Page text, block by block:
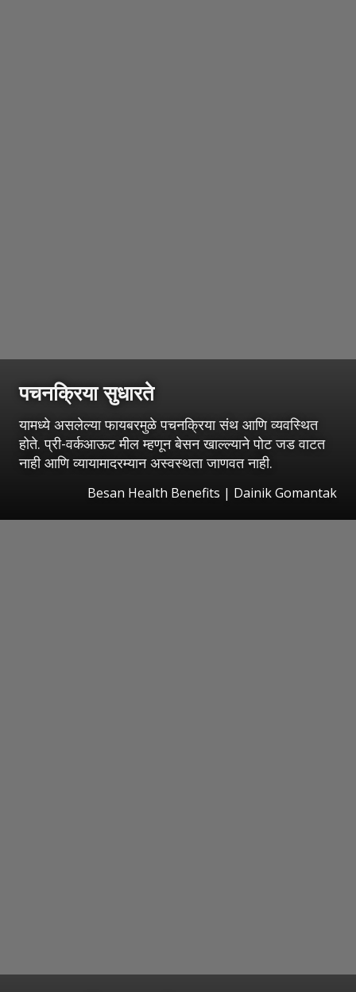
पचनक्रिया सुधारते
यामध्ये असलेल्या फायबरमुळे पचनक्रिया संथ आणि व्यवस्थित
होते. प्री-वर्कआऊट मील म्हणून बेसन खाल्ल्याने पोट जड वाटत
नाही आणि व्यायामादरम्यान अस्वस्थता जाणवत नाही.
Besan Health Benefits | Dainik Gomantak